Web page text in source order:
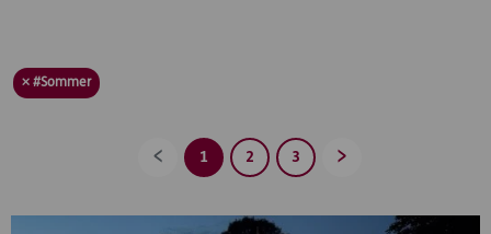
× #Sommer
Zurück1 2 3 Vorwärts